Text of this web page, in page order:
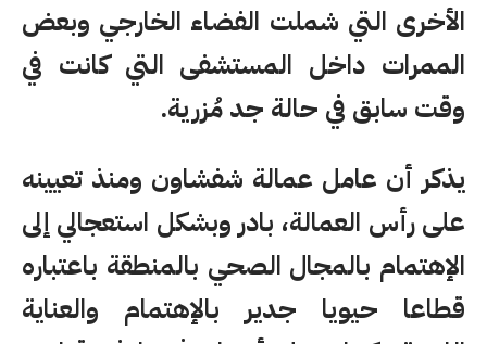
الأخرى التي شملت الفضاء الخارجي وبعض
الممرات داخل المستشفى التي كانت في
وقت سابق في حالة جد مُزرية.
يذكر أن عامل عمالة شفشاون ومنذ تعيينه
على رأس العمالة، بادر وبشكل استعجالي إلى
الإهتمام بالمجال الصحي بالمنطقة باعتباره
قطاعا حيويا جدير بالإهتمام والعناية